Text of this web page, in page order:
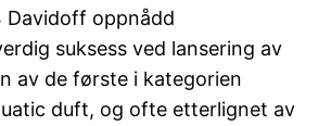
Davidoff oppnådd
suksess ved lansering av
av de første i kategorien
duft, og ofte etterlignet av